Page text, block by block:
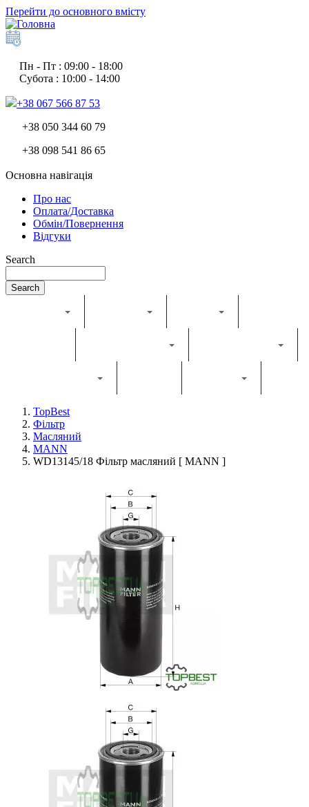
Перейти до основного вмісту
Пн - Пт : 09:00 - 18:00
Субота : 10:00 - 14:00
+38 067 566 87 53
+38 050 344 60 79
+38 098 541 86 65
Основна навігація
Про нас
Оплата/Доставка
Обмін/Повернення
Відгуки
Search
Search
TopBest
Фільтр
Масляний
MANN
WD13145/18 Фільтр масляний [ MANN ]